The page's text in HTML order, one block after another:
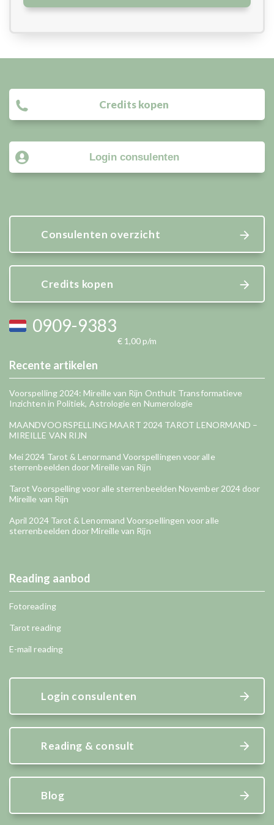
Credits kopen
Login consulenten
Consulenten overzicht
Credits kopen
0909-9383
€ 1,00 p/m
Recente artikelen
Voorspelling 2024: Mireille van Rijn Onthult Transformatieve
Inzichten in Politiek, Astrologie en Numerologie
MAANDVOORSPELLING MAART 2024 TAROT LENORMAND –
MIREILLE VAN RIJN
Mei 2024 Tarot & Lenormand Voorspellingen voor alle
sterrenbeelden door Mireille van Rijn
Tarot Voorspelling voor alle sterrenbeelden November 2024 door
Mireille van Rijn
April 2024 Tarot & Lenormand Voorspellingen voor alle
sterrenbeelden door Mireille van Rijn
Reading aanbod
Fotoreading
Tarot reading
E-mail reading
Login consulenten
Reading & consult
Blog